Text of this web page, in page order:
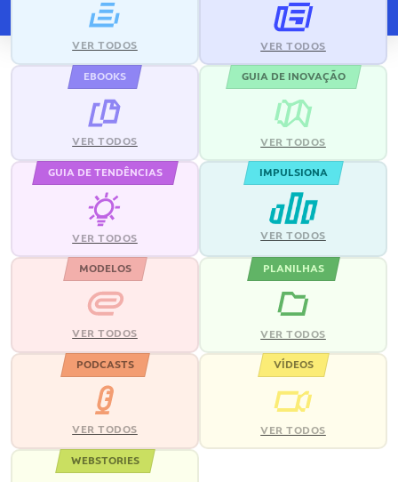
VER TODOS VER TODOS
EBOOKS
VER TODOS
GUIA DE INOVAÇÃO
VER TODOS
GUIA DE TENDÊNCIAS
VER TODOS
IMPULSIONA
VER TODOS
MODELOS
VER TODOS
PLANILHAS
VER TODOS
PODCASTS
VER TODOS
VÍDEOS
VER TODOS
WEBSTORIES